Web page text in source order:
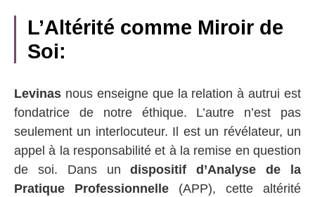
L’Altérité comme Miroir de
Soi:
Levinas nous enseigne que la relation à autrui est
fondatrice de notre éthique. L’autre n’est pas
seulement un interlocuteur. Il est un révélateur, un
appel à la responsabilité et à la remise en question
de soi. Dans undispositif d’Analyse de la
Pratique Professionnelle (APP), cette altérité